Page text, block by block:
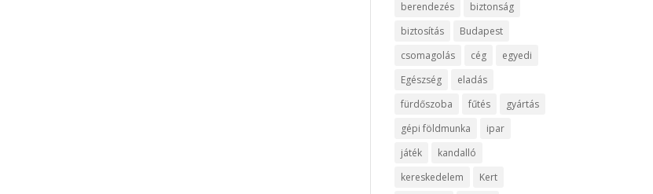
berendezés
biztonság
biztosítás
Budapest
csomagolás
cég
egyedi
Egészség
eladás
fürdőszoba
fűtés
gyártás
gépi földmunka
ipar
játék
kandalló
kereskedelem
Kert